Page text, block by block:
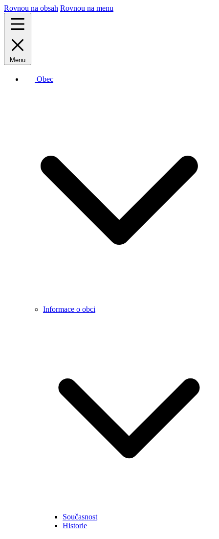
Rovnou na obsah Rovnou na menu
Menu
Obec
Informace o obci
Současnost
Historie